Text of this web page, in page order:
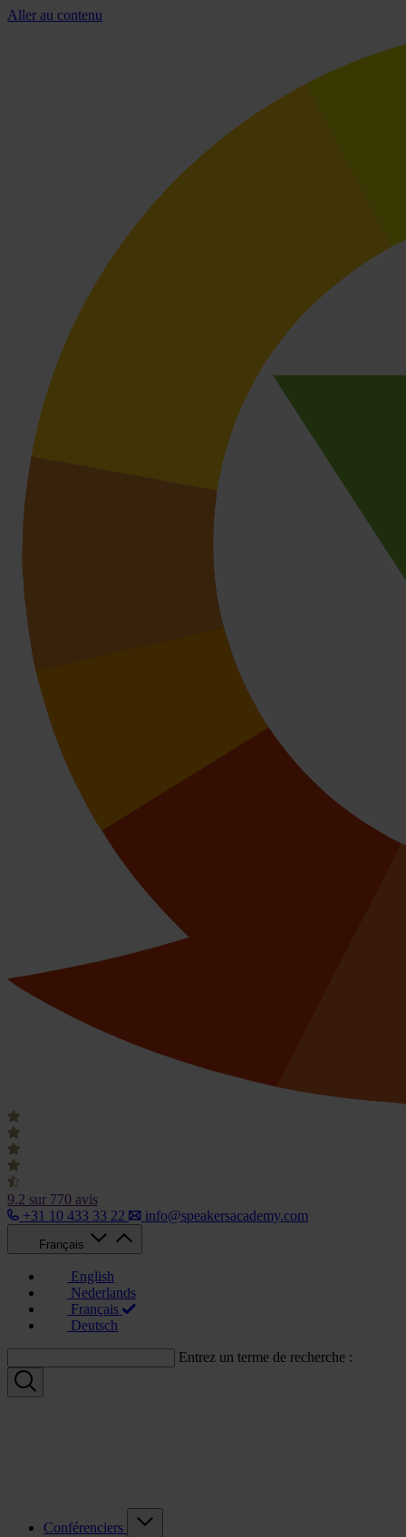
Aller au contenu
9.2 sur 770 avis
+31 10 433 33 22
info@speakersacademy.com
Français
English
Nederlands
Français
Deutsch
Entrez un terme de recherche :
Conférenciers